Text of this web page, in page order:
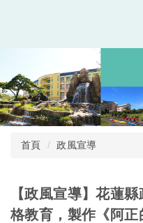
首頁 政風宣導
【政風宣導】花蓮
格教育，製作《阿